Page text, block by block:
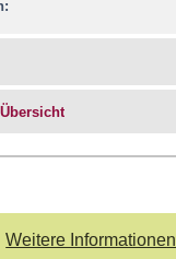
Weitere Informationen